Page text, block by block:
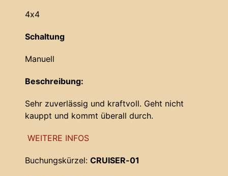
4x4
Schaltung
Manuell
Beschreibung:
Sehr zuverlässig und kraftvoll. Geht nicht
kauppt und kommt überall durch.
WEITERE INFOS
Buchungskürzel: CRUISER-01